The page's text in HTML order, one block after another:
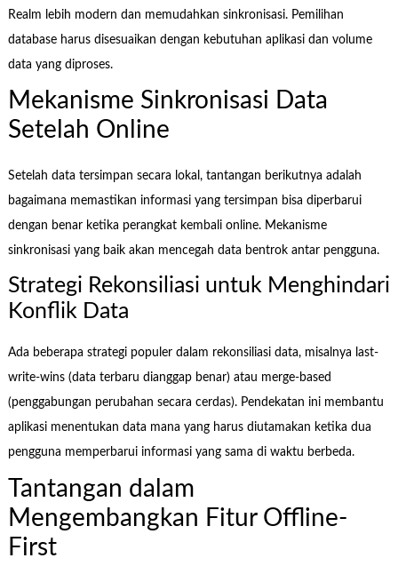
Realm lebih modern dan memudahkan sinkronisasi. Pemilihan
database harus disesuaikan dengan kebutuhan aplikasi dan volume
data yang diproses.
Mekanisme Sinkronisasi Data
Setelah Online
Setelah data tersimpan secara lokal, tantangan berikutnya adalah
bagaimana memastikan informasi yang tersimpan bisa diperbarui
dengan benar ketika perangkat kembali online. Mekanisme
sinkronisasi yang baik akan mencegah data bentrok antar pengguna.
Strategi Rekonsiliasi untuk Menghindari
Konflik Data
Ada beberapa strategi populer dalam rekonsiliasi data, misalnya last-
write-wins (data terbaru dianggap benar) atau merge-based
(penggabungan perubahan secara cerdas). Pendekatan ini membantu
aplikasi menentukan data mana yang harus diutamakan ketika dua
pengguna memperbarui informasi yang sama di waktu berbeda.
Tantangan dalam
Mengembangkan Fitur Offline-
First